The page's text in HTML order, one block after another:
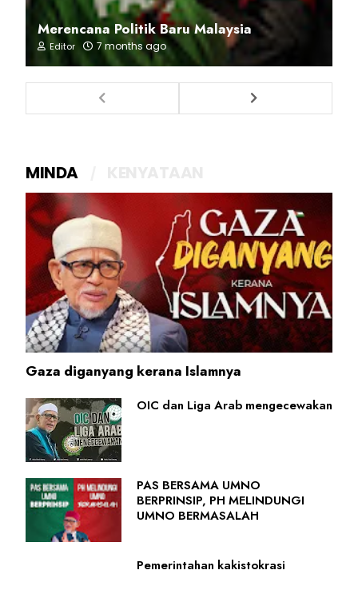
Merencana Politik Baru Malaysia
Editor 7 months ago
MINDA
Gaza diganyang kerana Islamnya
OIC dan Liga Arab mengecewakan
PAS BERSAMA UMNO
BERPRINSIP, PH MELINDUNGI
UMNO BERMASALAH
Pemerintahan kakistokrasi